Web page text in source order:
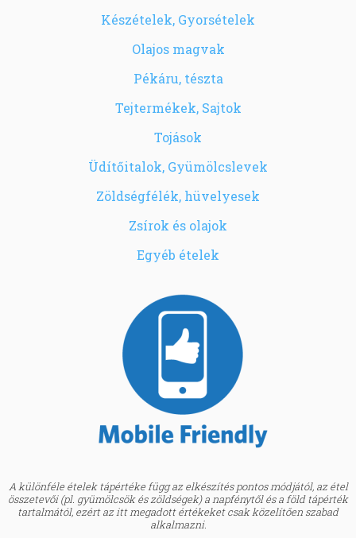
Készételek, Gyorsételek
Olajos magvak
Pékáru, tészta
Tejtermékek, Sajtok
Tojások
Üdítőitalok, Gyümölcslevek
Zöldségfélék, hüvelyesek
Zsírok és olajok
Egyéb ételek
A különféle ételek tápértéke függ az elkészítés pontos módjától, az étel
összetevői (pl. gyümölcsök és zöldségek) a napfénytől és a föld tápérték
tartalmától, ezért az itt megadott értékeket csak közelítően szabad
alkalmazni.